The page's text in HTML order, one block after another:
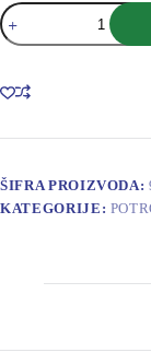
ŽICA
ZA
VARENJE
1.0
VAC
količina
ŠIFRA PROIZVODA:
KATEGORIJE: